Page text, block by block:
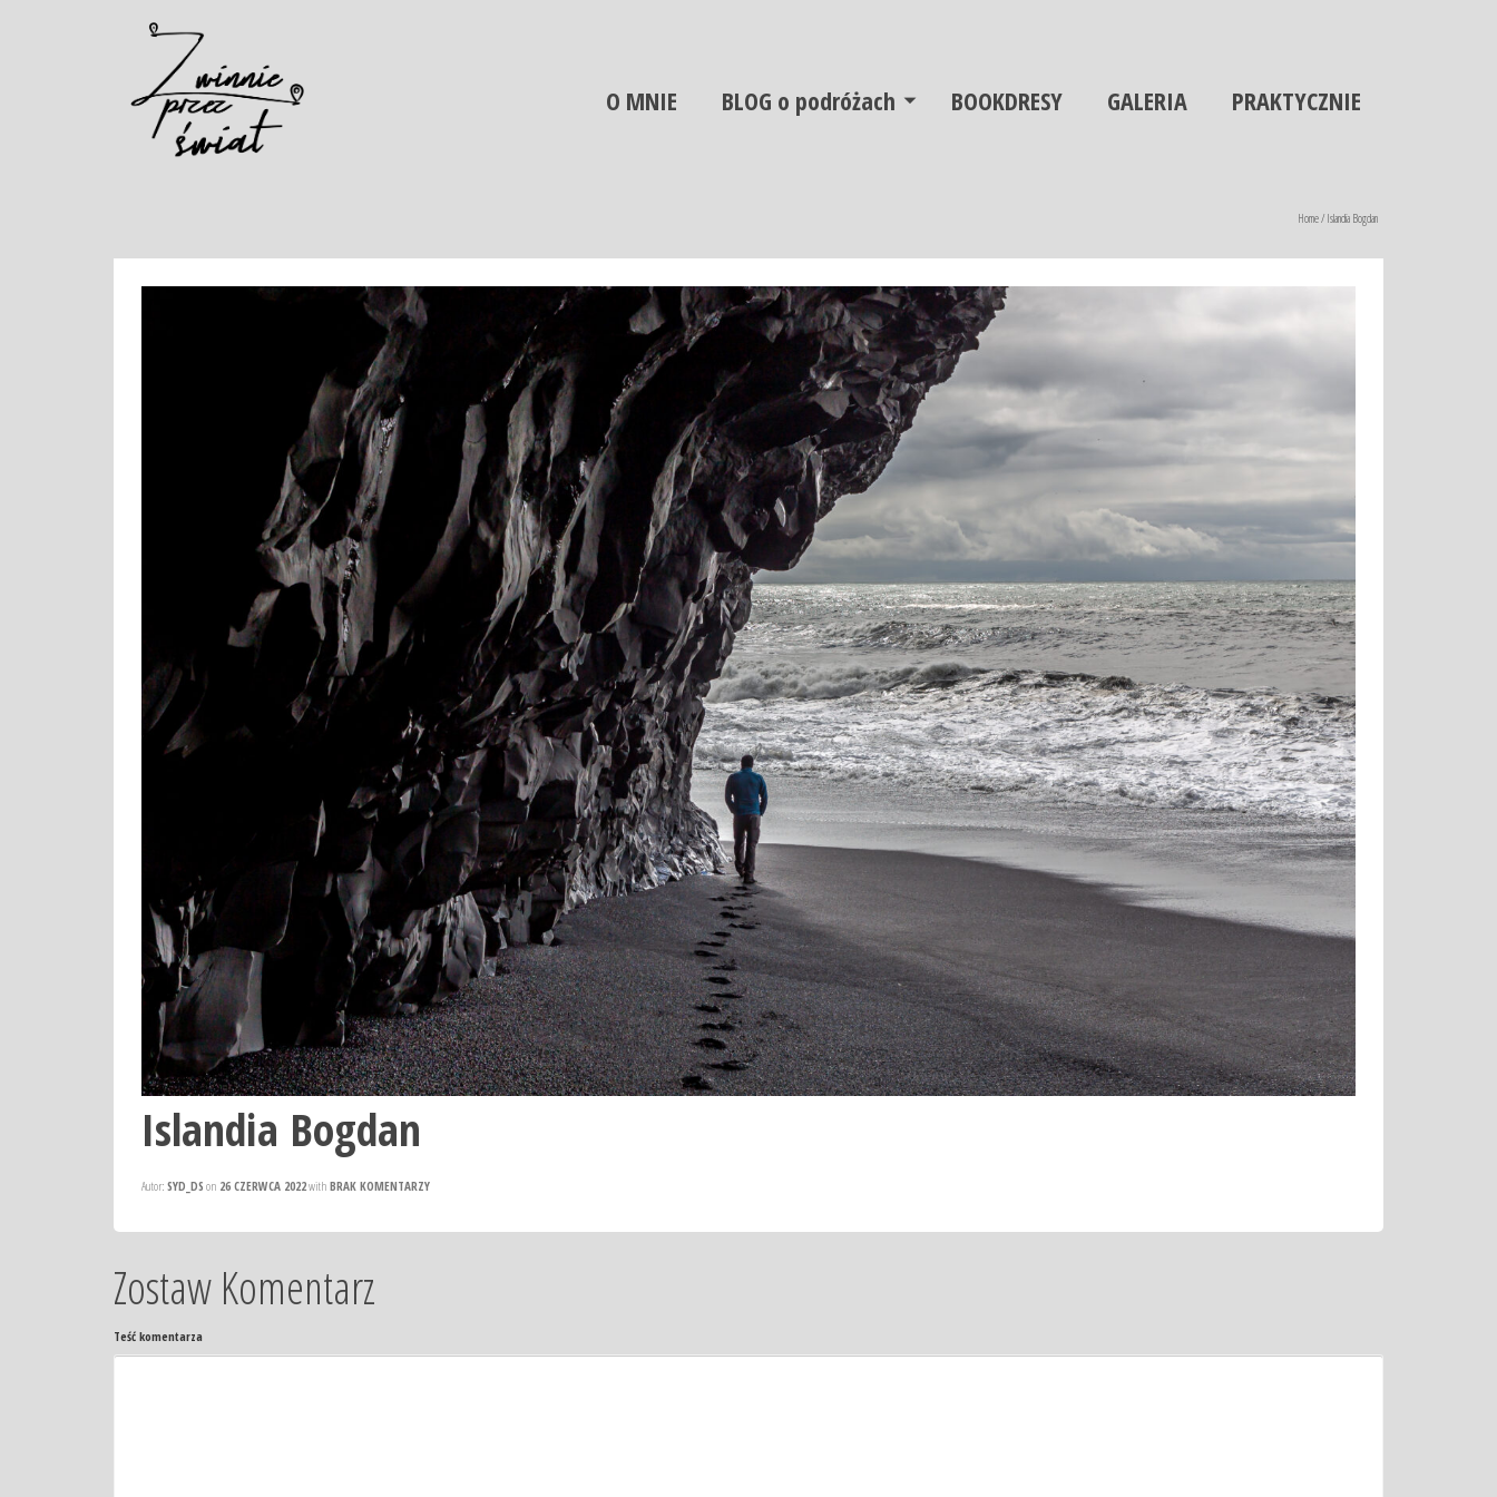
O MNIE BLOG o podróżach BOOKDRESY GALERIA PRAKTYCZNIE
Home/ Islandia Bogdan
Islandia Bogdan
Autor: SYD_DS on 26 CZERWCA 2022with BRAK KOMENTARZY
Zostaw Komentarz
Teść komentarza